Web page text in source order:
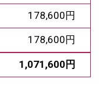
178,600円
178,600円
1,071,600円